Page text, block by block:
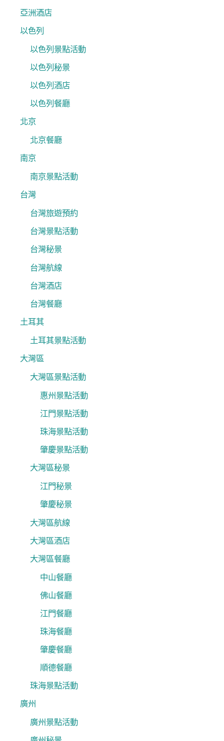
亞洲酒店
以色列
以色列景點活動
以色列秘景
以色列酒店
以色列餐廳
北京
北京餐廳
南京
南京景點活動
台灣
台灣旅遊預約
台灣景點活動
台灣秘景
台灣航線
台灣酒店
台灣餐廳
土耳其
土耳其景點活動
大灣區
大灣區景點活動
惠州景點活動
江門景點活動
珠海景點活動
肇慶景點活動
大灣區秘景
江門秘景
肇慶秘景
大灣區航線
大灣區酒店
大灣區餐廳
中山餐廳
佛山餐廳
江門餐廳
珠海餐廳
肇慶餐廳
順德餐廳
珠海景點活動
廣州
廣州景點活動